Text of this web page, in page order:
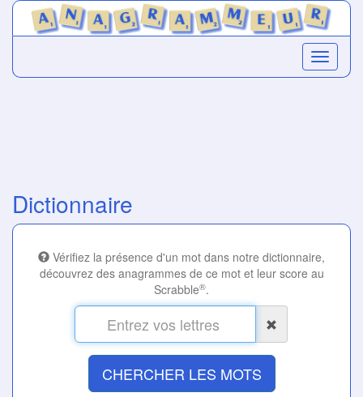
Dictionnaire
Vérifiez la présence d'un mot dans notre dictionnaire,
découvrez des anagrammes de ce mot et leur score au
Scrabble®.
CHERCHER LES MOTS